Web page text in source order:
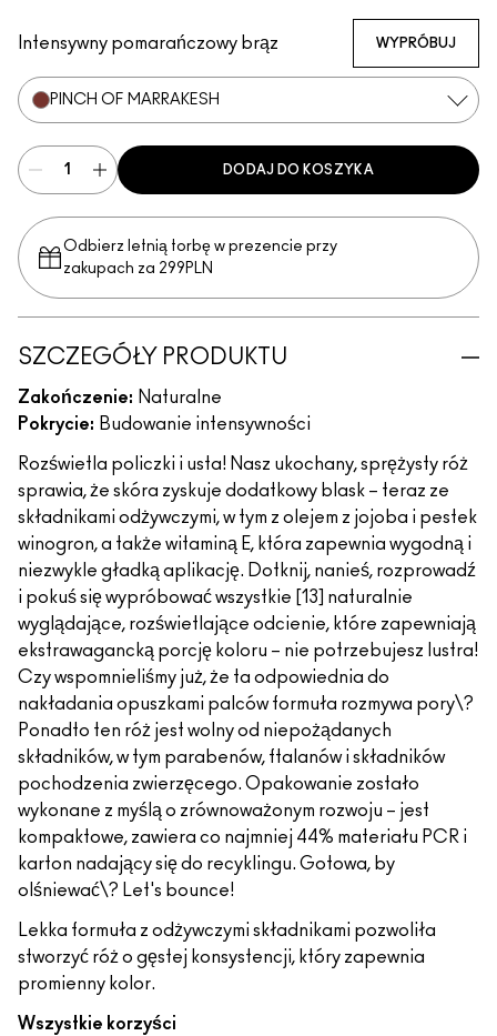
Intensywny pomarańczowy brąz WYPRÓBUJ
PINCH OF MARRAKESH
DODAJ DO KOSZYKA
Odbierz letnią torbę w prezencie przy
zakupach za 299PLN
SZCZEGÓŁY PRODUKTU
Zakończenie: Naturalne
Pokrycie: Budowanie intensywności
Rozświetla policzki i usta! Nasz ukochany, sprężysty róż
sprawia, że skóra zyskuje dodatkowy blask – teraz ze
składnikami odżywczymi, w tym z olejem z jojoba i pestek
winogron, a także witaminą E, która zapewnia wygodną i
niezwykle gładką aplikację. Dotknij, nanieś, rozprowadź
i pokuś się wypróbować wszystkie [13] naturalnie
wyglądające, rozświetlające odcienie, które zapewniają
ekstrawagancką porcję koloru – nie potrzebujesz lustra!
Czy wspomnieliśmy już, że ta odpowiednia do
nakładania opuszkami palców formuła rozmywa pory\?
Ponadto ten róż jest wolny od niepożądanych
składników, w tym parabenów, ftalanów i składników
pochodzenia zwierzęcego. Opakowanie zostało
wykonane z myślą o zrównoważonym rozwoju – jest
kompaktowe, zawiera co najmniej 44% materiału PCR i
karton nadający się do recyklingu. Gotowa, by
olśniewać\? Let's bounce!
Lekka formuła z odżywczymi składnikami pozwoliła
stworzyć róż o gęstej konsystencji, który zapewnia
promienny kolor.
Wszystkie korzyści